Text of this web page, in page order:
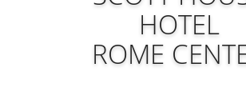
HOTEL
ROME